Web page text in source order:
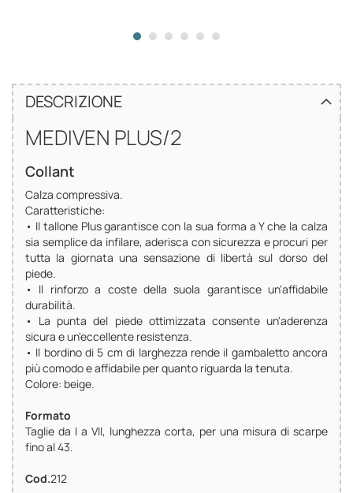
DESCRIZIONE
MEDIVEN PLUS/2
Collant
Calza compressiva.
Caratteristiche:
• Il tallone Plus garantisce con la sua forma a Y che la calza
sia semplice da infilare, aderisca con sicurezza e procuri per
tutta la giornata una sensazione di libertà sul dorso del
piede.
• Il rinforzo a coste della suola garantisce un'affidabile
durabilità.
• La punta del piede ottimizzata consente un'aderenza
sicura e un'eccellente resistenza.
• Il bordino di 5 cm di larghezza rende il gambaletto ancora
più comodo e affidabile per quanto riguarda la tenuta.
Colore: beige.
Formato
Taglie da I a VII, lunghezza corta, per una misura di scarpe
fino al 43.
Cod.212